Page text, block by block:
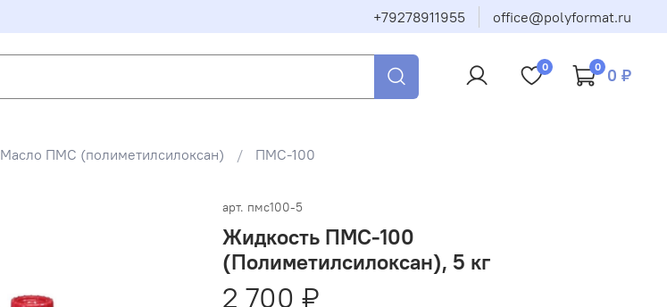
+79278911955 office@polyformat.ru
0 0 0 ₽
Масло ПМС (полиметилсилоксан) ПМС-100
арт. пмс100-5
Жидкость ПМС-100
(Полиметилсилоксан), 5 кг
2 700 ₽